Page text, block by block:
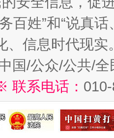
百姓”和“说真
、信息时代现实
国/公众/公共/
联系电话：